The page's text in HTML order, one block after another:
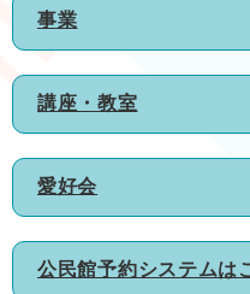
事業
講座・教室
愛好会
公民館予約システムは